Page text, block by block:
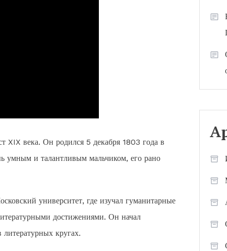
века. Он родился 5 декабря 1803 года в
умным и талантливым мальчиком, его рано
университет, где изучал гуманитарные
достижениями. Он начал
кругах.